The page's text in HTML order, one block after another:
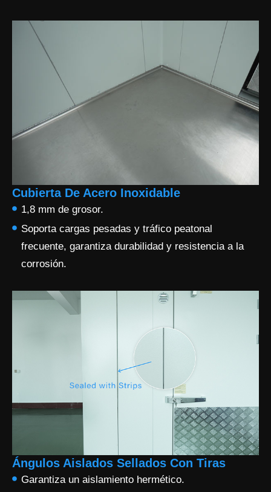
Cubierta De Acero Inoxidable
1,8 mm de grosor.
Soporta cargas pesadas y tráfico peatonal
frecuente, garantiza durabilidad y resistencia a la
corrosión.
Ángulos Aislados Sellados Con Tiras
Garantiza un aislamiento hermético.